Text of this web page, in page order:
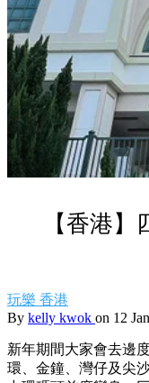
【香港
玩樂 香港
By kelly kwok on 12
新年期間大家會去邊
環、金鐘、灣仔及尖